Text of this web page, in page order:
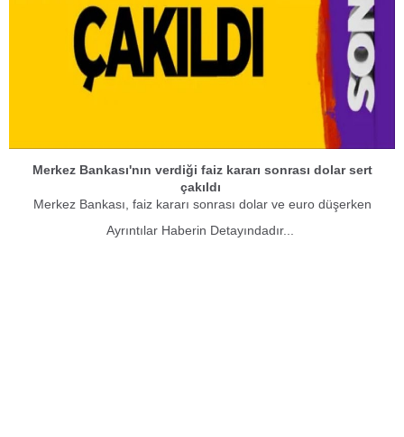
Merkez Bankası'nın verdiği faiz kararı sonrası dolar sert
çakıldı
Merkez Bankası, faiz kararı sonrası dolar ve euro düşerken
Ayrıntılar Haberin Detayındadır...